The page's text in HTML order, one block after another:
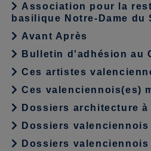
Association pour la
basilique Notre-Dame du
Avant Après
Bulletin d'adhésion au
Ces artistes
Ces valenciennois(es)
Dossiers architecture à
Dossiers valenciennois
Dossiers valenciennois